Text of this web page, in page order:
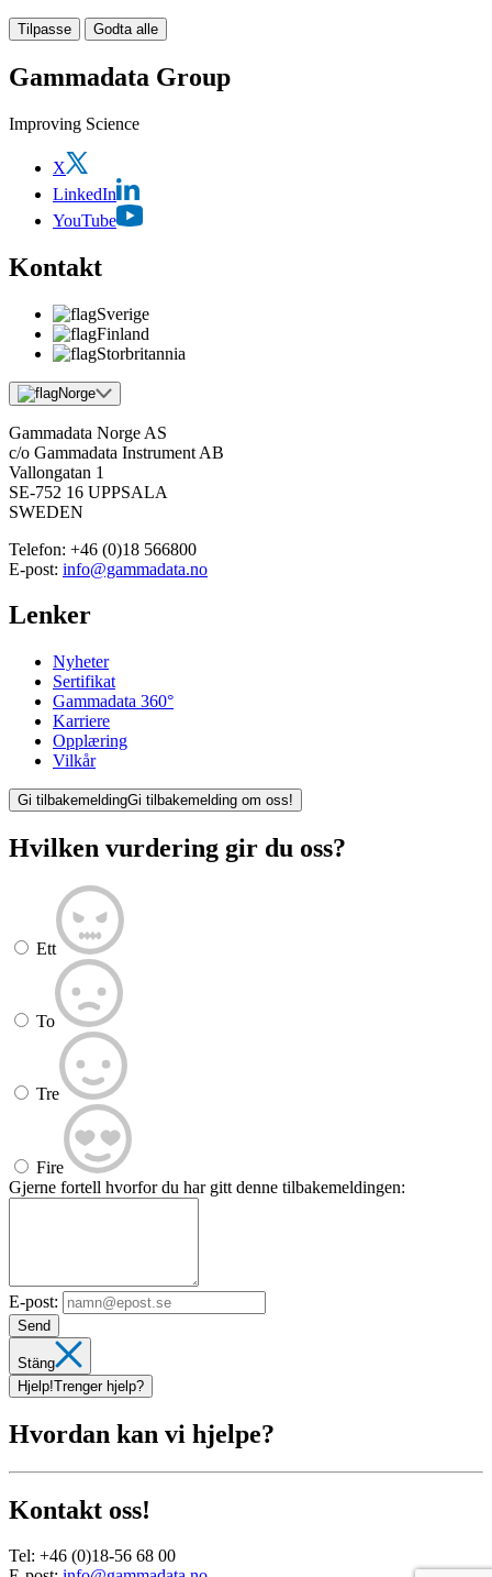
Tilpasse Godta alle
Gammadata Group
Improving Science
X
LinkedIn
YouTube
Kontakt
Sverige
Finland
Storbritannia
Norge
Gammadata Norge AS
c/o Gammadata Instrument AB
Vallongatan 1
SE-752 16 UPPSALA
SWEDEN
Telefon: +46 (0)18 566800
E-post: info@gammadata.no
Lenker
Nyheter
Sertifikat
Gammadata 360°
Karriere
Opplæring
Vilkår
Gi tilbakemeldingGi tilbakemelding om oss!
Hvilken vurdering gir du oss?
Ett
To
Tre
Fire
Gjerne fortell hvorfor du har gitt denne tilbakemeldingen:
E-post:
Send
Stäng
Hjelp!Trenger hjelp?
Hvordan kan vi hjelpe?
Kontakt oss!
Tel: +46 (0)18-56 68 00